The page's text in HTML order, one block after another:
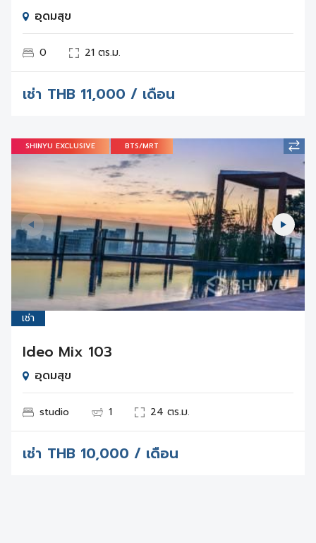
อุดมสุข
0 21 ตร.ม.
เช่า THB 11,000 / เดือน
SHINYU EXCLUSIVE BTS/MRT
เช่า
Ideo Mix 103
อุดมสุข
studio 1 24 ตร.ม.
เช่า THB 10,000 / เดือน